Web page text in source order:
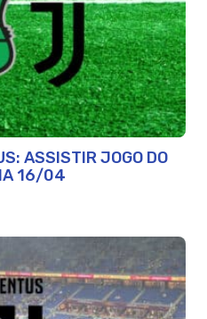
ASSISTIR JOGO DO
16/04